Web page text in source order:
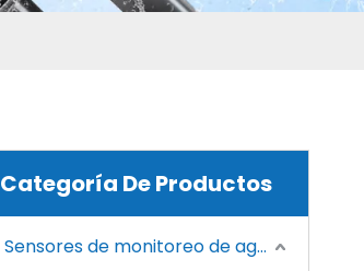
Categoría De Productos
Sensores de monitoreo de agua